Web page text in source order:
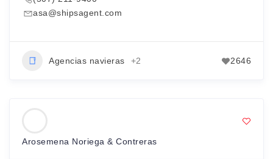
asa@shipsagent.com
Agencias navieras +2 2646
Arosemena Noriega & Contreras